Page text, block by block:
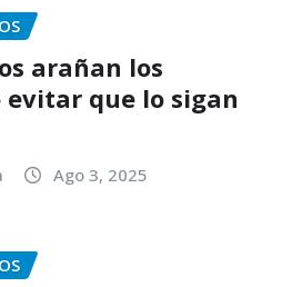
arañan los
evitar que lo sigan
Ago 3, 2025